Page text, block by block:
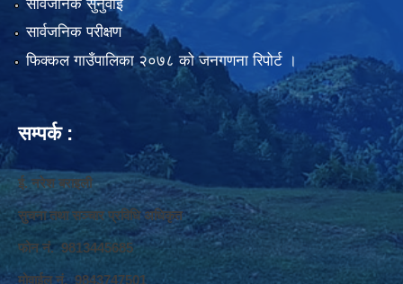
सार्वजनिक सुनुवाई
सार्वजनिक परीक्षण
फिक्कल गाउँपालिका २०७८ को जनगणना रिपोर्ट ।
सम्पर्क :
ई. नरेश बराइली
सुचना तथा सञ्‍चार प्रविधि अधिकृत
फोन नं. 9813445685
मोवाईल नं. 9843747501